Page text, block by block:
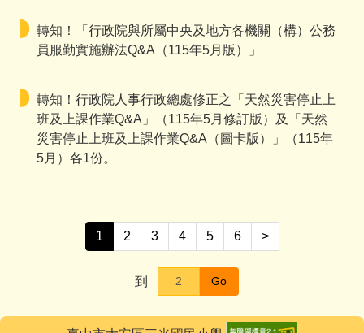
轉知！「行政院與所屬中央及地方各機關（構）公務
員服勤實施辦法Q&A（115年5月版）」
轉知！行政院人事行政總處修正之「天然災害停止上
班及上課作業Q&A」（115年5月修訂版）及「天然
災害停止上班及上課作業Q&A（圖卡版）」（115年
5月）各1份。
1 2 3 4 5 6 >
到 Go